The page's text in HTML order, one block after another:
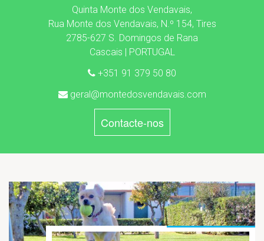
Quinta Monte dos Vendavais,
Rua Monte dos Vendavais, N.º 154, Tires
2785-627 S. Domingos de Rana
Cascais | PORTUGAL
+351 91 379 50 80
geral@montedosvendavais.com
Contacte-nos